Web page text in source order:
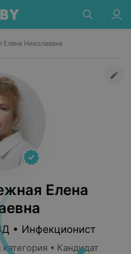
Елена Николаевна
Елена
• Инфекционист
• Кандидат